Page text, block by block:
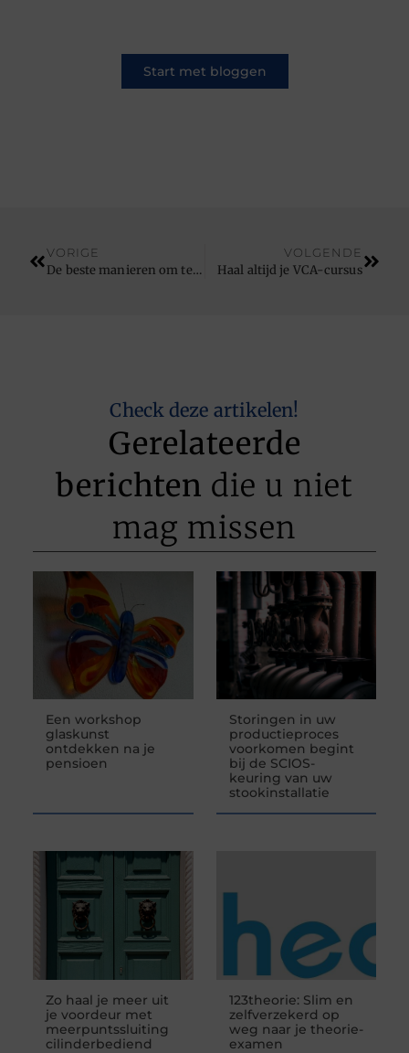
Start met bloggen
VORIGE
De beste manieren om te recyclen
VOLGENDE
Haal altijd je VCA-cursus
Check deze artikelen!
Gerelateerde
berichten die u niet
mag missen
Een workshop
glaskunst
ontdekken na je
pensioen
Storingen in uw
productieproces
voorkomen begint
bij de SCIOS-
keuring van uw
stookinstallatie
Zo haal je meer uit
je voordeur met
meerpuntssluiting
cilinderbediend
123theorie: Slim en
zelfverzekerd op
weg naar je theorie-
examen